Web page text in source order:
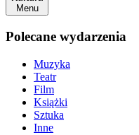
Menu
Polecane wydarzenia
Muzyka
Teatr
Film
Książki
Sztuka
Inne